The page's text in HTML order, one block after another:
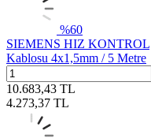
%60
SIEMENS HIZ KONTROL
Kablosu 4x1,5mm / 5 Metre
10.683,43 TL
4.273,37 TL